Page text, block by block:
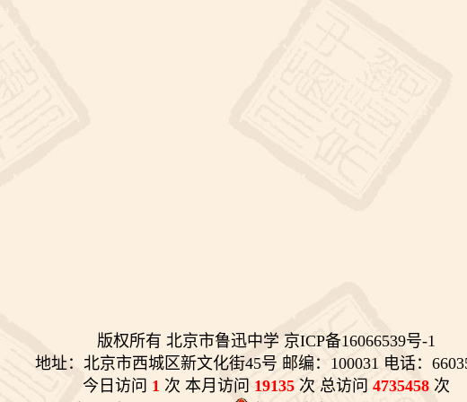
版权所有 北京市鲁迅中学 京ICP备16066539号-1
地址：北京市西城区新文化街45号 邮编：100031 电话：
今日访问 1 次 本月访问 19135 次 总访问 4735458 次